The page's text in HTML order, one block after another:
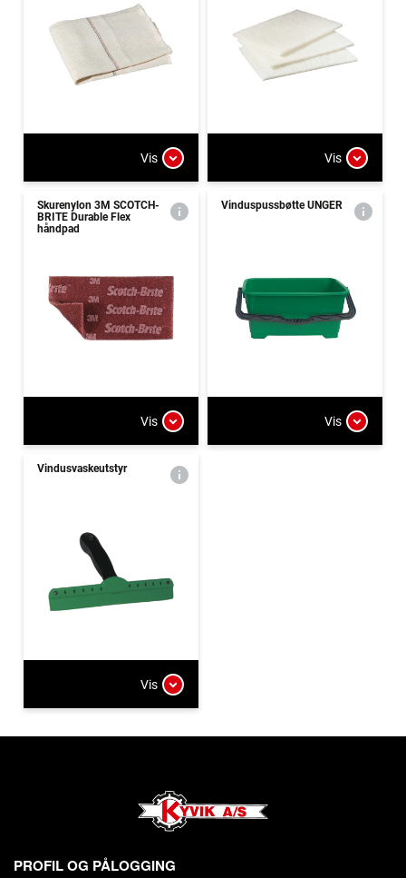
Vis Vis
Skurenylon 3M SCOTCH-
BRITE Durable Flex
håndpad
Vis
Vinduspussbøtte UNGER
Vis
Vindusvaskeutstyr
Vis
PROFIL OG PÅLOGGING